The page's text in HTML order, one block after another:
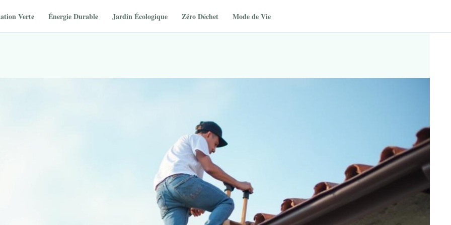
Verte Énergie Durable Jardin Écologique Zéro Déchet Mode de Vie